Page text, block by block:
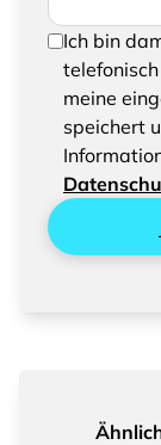
Um Ihre
Sie bitte
Ich bin
meine
speichert